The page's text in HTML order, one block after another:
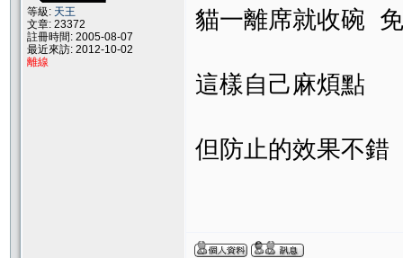
等級: 天王
文章: 23372
註冊時間: 2005-08-07
最近來訪: 2012-10-02
離線
貓一離席就收碗
這樣自己麻煩點
但防止的效果不錯